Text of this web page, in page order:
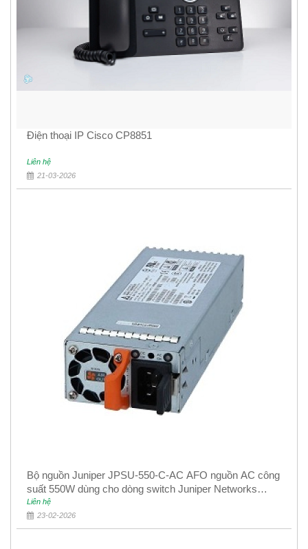
Điện thoại IP Cisco CP8851
Liên hệ
21-03-2026
Bộ nguồn Juniper JPSU-550-C-AC AFO nguồn AC công
suất 550W dùng cho dòng switch Juniper Networks
EX4400
Liên hệ
23-02-2026